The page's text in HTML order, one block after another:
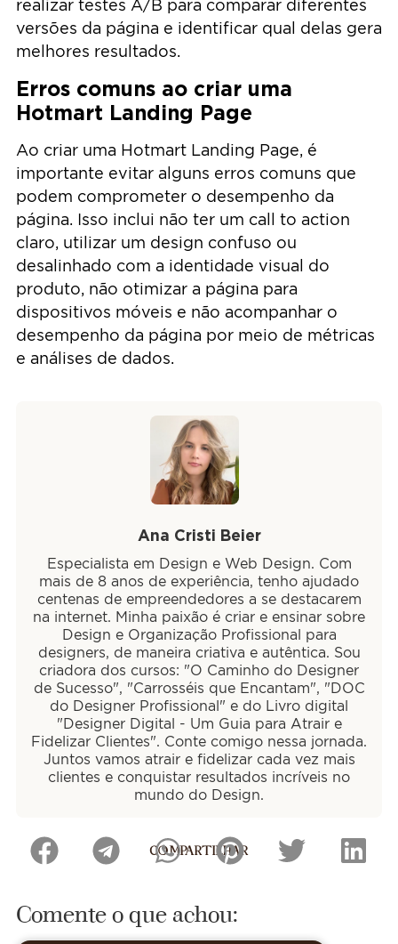
realizar testes A/B para comparar diferentes
versões da página e identificar qual delas gera
melhores resultados.
Erros comuns ao criar uma
Hotmart Landing Page
Ao criar uma Hotmart Landing Page, é
importante evitar alguns erros comuns que
podem comprometer o desempenho da
página. Isso inclui não ter um call to action
claro, utilizar um design confuso ou
desalinhado com a identidade visual do
produto, não otimizar a página para
dispositivos móveis e não acompanhar o
desempenho da página por meio de métricas
e análises de dados.
Ana Cristi Beier
Especialista em Design e Web Design. Com
mais de 8 anos de experiência, tenho ajudado
centenas de empreendedores a se destacarem
na internet. Minha paixão é criar e ensinar sobre
Design e Organização Profissional para
designers, de maneira criativa e autêntica. Sou
criadora dos cursos: "O Caminho do Designer
de Sucesso", "Carrosséis que Encantam", "DOC
do Designer Profissional" e do Livro digital
"Designer Digital - Um Guia para Atrair e
Fidelizar Clientes". Conte comigo nessa jornada.
Juntos vamos atrair e fidelizar cada vez mais
clientes e conquistar resultados incríveis no
mundo do Design.
COMPARTILHAR
Comente o que achou: